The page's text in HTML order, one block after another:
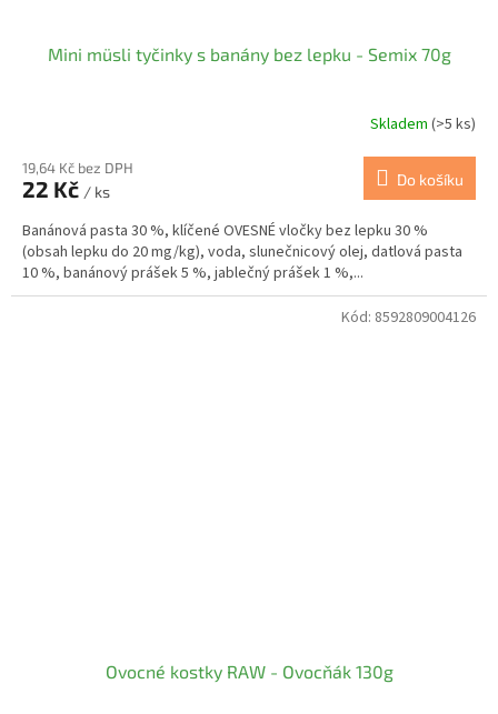
Mini müsli tyčinky s banány bez lepku - Semix 70g
Skladem (>5 ks)
19,64 Kč bez DPH
22 Kč / ks
Do košíku
Banánová pasta 30 %, klíčené OVESNÉ vločky bez lepku 30 %
(obsah lepku do 20 mg/kg), voda, slunečnicový olej, datlová pasta
10 %, banánový prášek 5 %, jablečný prášek 1 %,...
Ovocné kostky RAW - Ovocňák 130g
Kód: 8592809004126